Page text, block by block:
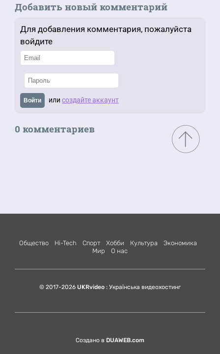
Добавить новый комментарий
Для добавления комментария, пожалуйста
войдите
Войти или создайте аккаунт
0 комментариев
Общество Hi-Tech Спорт Хобби Культура
Экономика
Мир
О нас
© 2017-2026 UKRvideo : Українська видеохостинг
Создано в DUAWEB.com